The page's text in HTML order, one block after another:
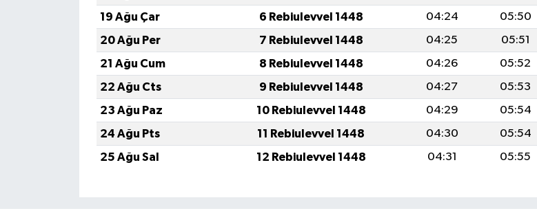
19 Ağu Çar
6 Rebiulevvel 1448 04:24 05:50
20 Ağu Per
7 Rebiulevvel 1448 04:25 05:51
21 Ağu Cum
8 Rebiulevvel 1448 04:26 05:52
22 Ağu Cts
9 Rebiulevvel 1448 04:27 05:53
23 Ağu Paz
10 Rebiulevvel 1448 04:29 05:54
24 Ağu Pts
11 Rebiulevvel 1448 04:30 05:54
25 Ağu Sal
12 Rebiulevvel 1448 04:31 05:55